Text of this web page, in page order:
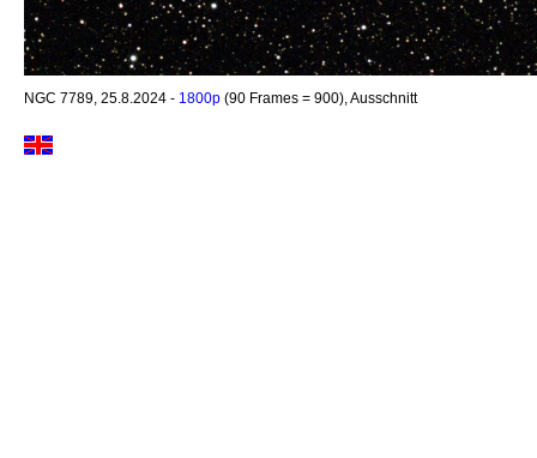
NGC 7789, 25.8.2024 - 1800p (90 Frames = 900), Ausschnitt